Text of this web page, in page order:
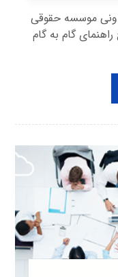
موسسه حقوقی
گام به گام